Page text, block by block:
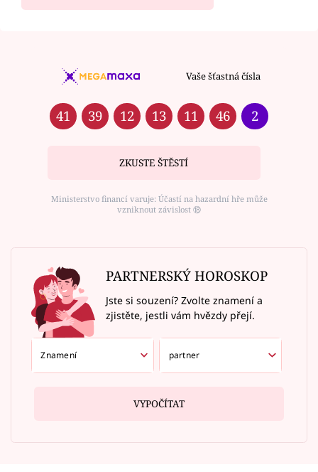
Vaše šťastná čísla
41 39 12 13 11 46 2
ZKUSTE ŠTĚSTÍ
Ministerstvo financí varuje: Účastí na hazardní hře může
vzniknout závislost ⑱
PARTNERSKÝ HOROSKOP
Jste si souzení? Zvolte znamení a
zjistěte, jestli vám hvězdy přejí.
VYPOČÍTAT